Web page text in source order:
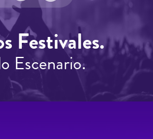
Festivales.
Escenario.